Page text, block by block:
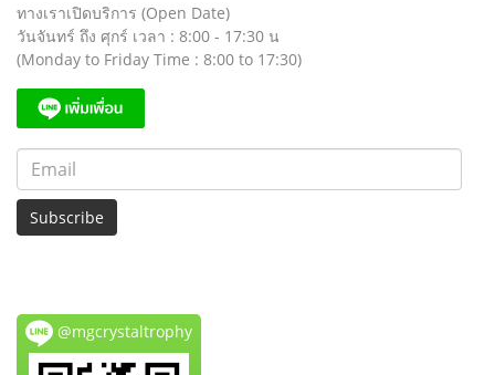
ทางเราเปิดบริการ (Open Date)
วันจันทร์ ถึง ศุกร์ เวลา : 8:00 - 17:30 น
(Monday to Friday Time : 8:00 to 17:30)
Subscribe
@mgcrystaltrophy